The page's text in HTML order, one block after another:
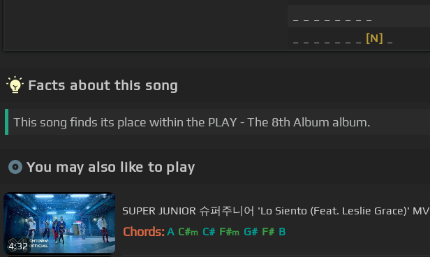
[N]
Facts about this song
This song finds its place within the PLAY - The 8th Album album.
You may also like to play
4:32
SUPER JUNIOR 슈퍼주니어 'Lo Siento (Feat. Leslie Grace)' MV
Chords: A C#m C# F#m G# F# B